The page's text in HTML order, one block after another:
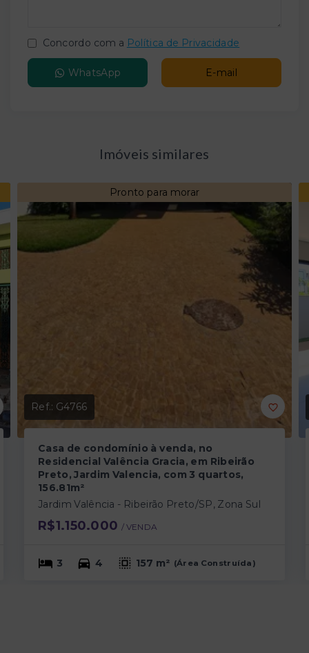
Concordo com a Política de Privacidade
WhatsApp E-mail
Imóveis similares
Pronto para morar
Ref.: G4766
Casa de condomínio à venda, no
Residencial Valência Gracia, em Ribeirão
Preto, Jardim Valencia, com 3 quartos,
156.81m²
Jardim Valência - Ribeirão Preto/SP, Zona Sul
R$1.150.000 / VENDA
3 4 157 m² (Área Construída )